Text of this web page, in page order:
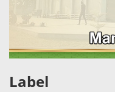
Label